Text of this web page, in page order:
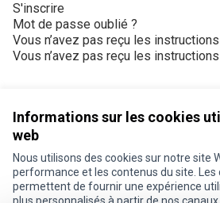
Informations sur les cookies
web
Nous utilisons des cookies sur notre site
performance et les contenus du site. Les
permettent de fournir une expérience
S'inscrire
Mot de passe oublié ?
Vous n’avez pas reçu les
Vous n’avez pas reçu les
Conditions d'utilisation
Paramètres des cookies
Je participe ! sur X
Je participe ! sur Facebook
Je participe ! sur Instagram